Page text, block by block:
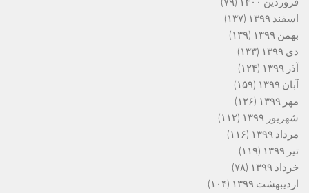
اسفند ۱۳۹۹
(۱۳۷)
بهمن ۱۳۹۹
(۱۳۹)
دی ۱۳۹۹
(۱۳۳)
آذر ۱۳۹۹
(۱۲۴)
آبان ۱۳۹۹
(۱۵۹)
مهر ۱۳۹۹
(۱۲۶)
شهریور ۱۳۹۹
(۱۱۲)
مرداد ۱۳۹۹
(۱۱۶)
تیر ۱۳۹۹
(۱۱۹)
خرداد ۱۳۹۹
(۷۸)
اردیبهشت ۱۳۹۹
(۱۰۴)